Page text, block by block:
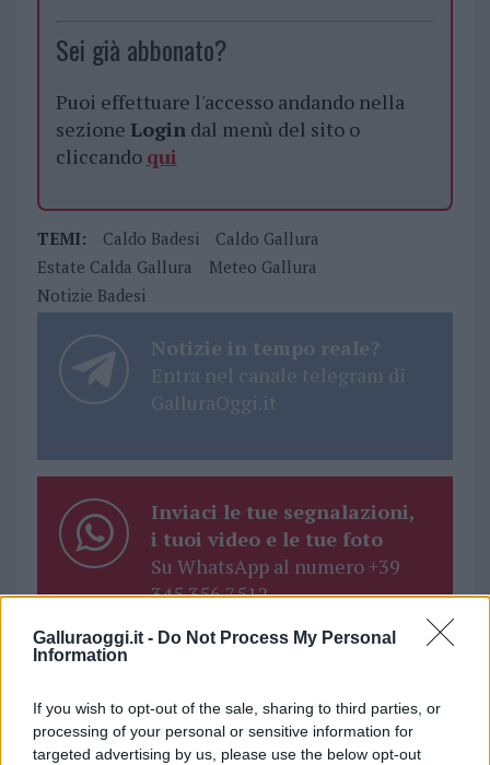
Galluraoggi.it - Do Not Process My Personal
Information
If you wish to opt-out of the sale, sharing to third parties, or
processing of your personal or sensitive information for
targeted advertising by us, please use the below opt-out
Sei già abbonato?
Puoi effettuare l'accesso andando nella
sezione Logindal menù del sito o
cliccando qui
TEMI: Caldo Badesi
Caldo Gallura
Estate Calda Gallura
Meteo Gallura
Notizie Badesi
Notizie in tempo reale?
Entra nel canale telegram di
GalluraOggi.it
Inviaci le tue segnalazioni,
i tuoi video e le tue foto
Su WhatsApp al numero +39
345 356 7512
Ricevi le nostre ultime news